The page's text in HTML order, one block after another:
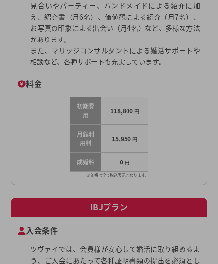
見合いやパーティー、ハンドメイドによる紹介に加
え、紹介書（月6名）、価値観による紹介（月7名）、
お写真の印象による出会い（月4名）など、多様な方法
があります。
また、マリッジコンサルタントによる婚活サポートや
相談など、各種サポートも充実しています。
料金
初期費
用
118,800 円
月額利
用料
15,950 円
成婚料 0 円
※価格は全て税込表示となります。
IBJプラン
入会条件
ツヴァイでは、会員様が安心して婚活に取り組めるよ
う、ご入会にあたって各種証明書類の提出を必須とし